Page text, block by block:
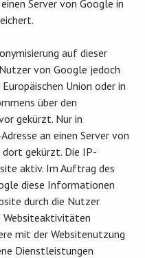
Server von Google in
auf dieser
von Google jedoch
Union oder in
über den
gekürzt. Nur in
an einen Server von
dort gekürzt. Die IP-
aktiv. Im Auftrag des
diese Informationen
durch die Nutzer
Websiteaktivitäten
mit der Websitenutzung
Dienstleistungen